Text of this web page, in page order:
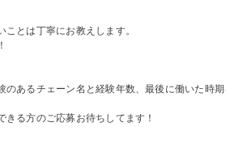
とは丁寧にお教えします。
のあるチェーン名と経験年数、最後に働いた時
きる方のご応募お待ちしてます！